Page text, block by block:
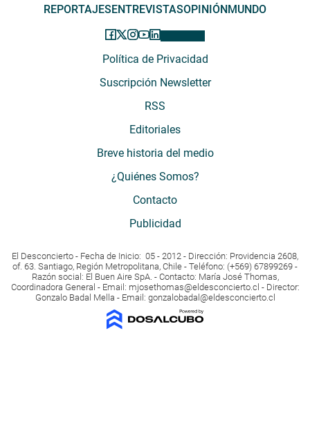
REPORTAJESENTREVISTASOPINIÓNMUNDO
Política de Privacidad
Suscripción Newsletter
RSS
Editoriales
Breve historia del medio
¿Quiénes Somos?
Contacto
Publicidad
El Desconcierto - Fecha de Inicio: 05 - 2012 - Dirección: Providencia 2608,
of. 63. Santiago, Región Metropolitana, Chile - Teléfono: (+569) 67899269 -
Razón social: El Buen Aire SpA. - Contacto: María José Thomas,
Coordinadora General - Email: mjosethomas@eldesconcierto.cl - Director:
Gonzalo Badal Mella - Email: gonzalobadal@eldesconcierto.cl